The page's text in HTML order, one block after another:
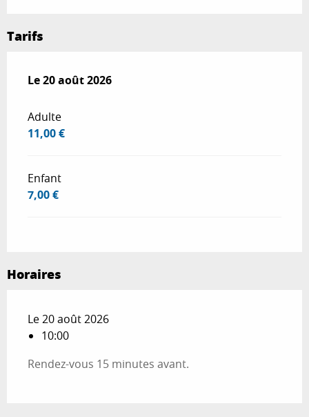
Tarifs
Le20 août 2026
Le20 août 2026
Adulte
11,00 €
Enfant
7,00 €
Horaires
Le 20 août 2026
10:00
Rendez-vous 15 minutes avant.